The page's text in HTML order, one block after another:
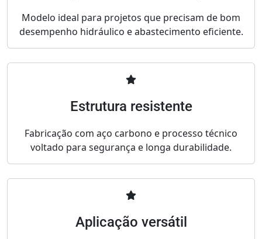
Modelo ideal para projetos que precisam de bom
desempenho hidráulico e abastecimento eficiente.
Estrutura resistente
Fabricação com aço carbono e processo técnico
voltado para segurança e longa durabilidade.
Aplicação versátil